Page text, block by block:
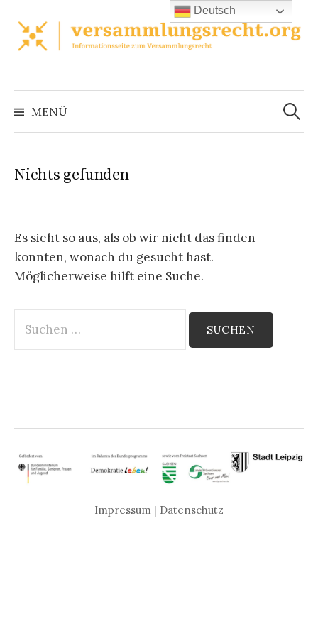
Inhalt
überspringen
MENÜ
Suchen
nach:
Nichts gefunden
Es sieht so aus, als ob wir nicht das finden
konnten, wonach du gesucht hast.
Möglicherweise hilft eine Suche.
Suchen
nach:
Impressum | Datenschutz
Deutsch